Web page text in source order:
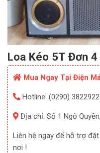
Loa Kéo 5T Đơn
Mua Ngay Tại Điện
Hotline: (0290)
Địa chỉ: Số 1 Ngô
Liên hệ ngay để hỗ trợ
nơi !